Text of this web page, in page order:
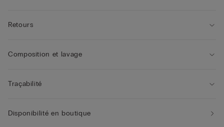
Retours
Composition et lavage
Traçabilité
Disponibilité en boutique